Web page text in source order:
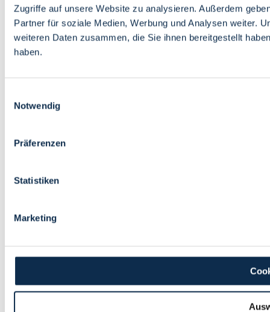
Zugriffe auf unsere Website zu analysieren. Außerdem
Partner für soziale Medien, Werbung und Analysen weiter.
weiteren Daten zusammen, die Sie ihnen bereitgestellt
haben.
Notwendig
Präferenzen
Statistiken
Marketing